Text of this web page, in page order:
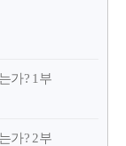
가? 1부
가? 2부